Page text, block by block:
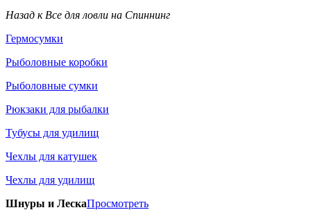
Назад к Все для ловли на Спиннинг
Гермосумки
Рыболовные коробки
Рыболовные сумки
Рюкзаки для рыбалки
Тубусы для удилищ
Чехлы для катушек
Чехлы для удилищ
Шнуры и ЛескаПросмотреть